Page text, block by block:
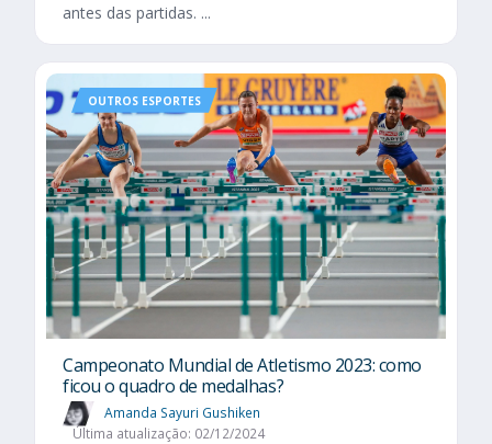
antes das partidas. ...
OUTROS ESPORTES
Campeonato Mundial de Atletismo 2023: como
ficou o quadro de medalhas?
Amanda Sayuri Gushiken
Última atualização: 02/12/2024